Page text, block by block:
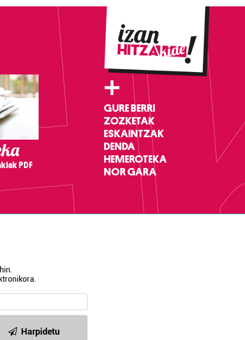
PDF
+
GURE BERRI
ZOZKETAK
ESKAINTZAK
DENDA
HEMEROTEKA
NOR GARA
Harpidetu